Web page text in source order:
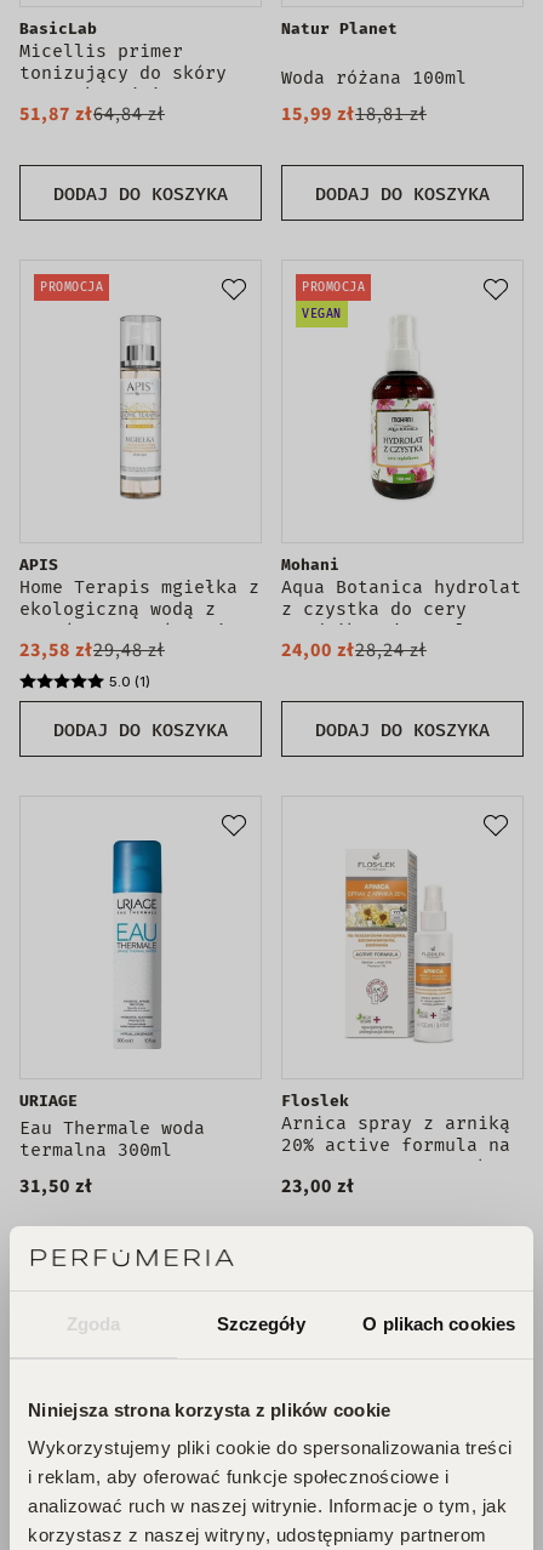
Zgoda Szczegóły O plikach cookies
Niniejsza strona korzysta z plików cookie
Wykorzystujemy pliki cookie do spersonalizowania treści
i reklam, aby oferować funkcje społecznościowe i
analizować ruch w naszej witrynie. Informacje o tym, jak
korzystasz z naszej witryny, udostępniamy partnerom
DODAJ DO KOSZYKA
BasicLab
Micellis primer
tonizujący do skóry
naczynkowej i
wrażliwej 150ml
51,87 zł64,84 zł
DODAJ DO KOSZYKA
Natur Planet
Woda różana 100ml
15,99 zł18,81 zł
PROMOCJA
DODAJ DO KOSZYKA
APIS
Home Terapis mgiełka z
ekologiczną wodą z
owoców pomarańczy i
komórkami
macierzystymi 150ml
23,58 zł29,48 zł
5.0 (1)
PROMOCJA
VEGAN
DODAJ DO KOSZYKA
Mohani
Aqua Botanica hydrolat
z czystka do cery
trądzikowej 100ml
24,00 zł28,24 zł
DODAJ DO KOSZYKA
URIAGE
Eau Thermale woda
termalna 300ml
31,50 zł
Floslek
Arnica spray z arniką
20% active formula na
rozszerzone naczynka
zaczerwienienia i
23,00 zł